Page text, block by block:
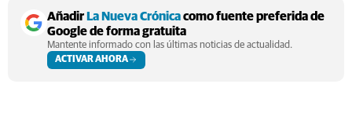
AñadirLa Nueva Crónicacomo fuente preferida de
Google de forma gratuita
Mantente informado con las últimas noticias de actualidad.
ACTIVAR AHORA